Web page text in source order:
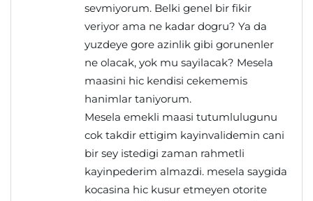
sevmiyorum. Belki genel bir fikir
veriyor ama ne kadar dogru? Ya da
yuzdeye gore azinlik gibi gorunenler
ne olacak, yok mu sayilacak? Mesela
maasini hic kendisi cekememis
hanimlar taniyorum.
Mesela emekli maasi tutumlulugunu
cok takdir ettigim kayinvalidemin cani
bir sey istedigi zaman rahmetli
kayinpederim almazdi. mesela saygida
kocasina hic kusur etmeyen otorite